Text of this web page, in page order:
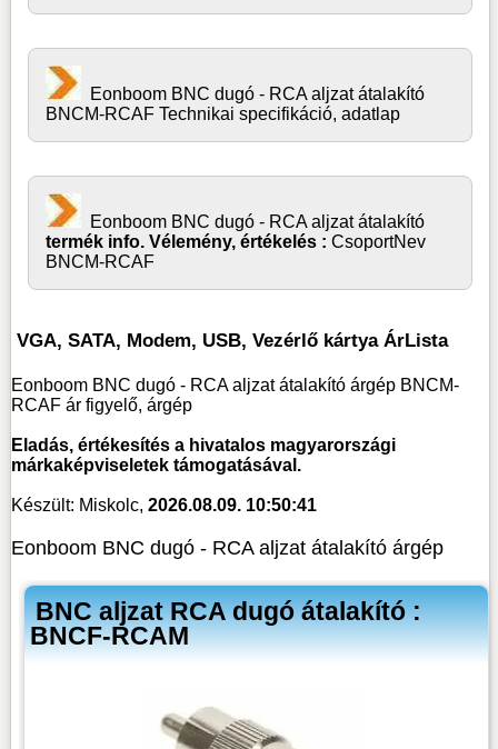
Eonboom BNC dugó - RCA aljzat átalakító
BNCM-RCAF Technikai specifikáció, adatlap
Eonboom BNC dugó - RCA aljzat átalakító
termék info. Vélemény, értékelés : CsoportNev
BNCM-RCAF
VGA, SATA, Modem, USB, Vezérlő kártya ÁrLista
Eonboom BNC dugó - RCA aljzat átalakító árgép BNCM-
RCAF ár figyelő, árgép
Eladás, értékesítés a hivatalos magyarországi
márkaképviseletek támogatásával.
Készült: Miskolc, 2026.08.09. 10:50:41
Eonboom BNC dugó - RCA aljzat átalakító árgép
BNC aljzat RCA dugó átalakító :
BNCF-RCAM